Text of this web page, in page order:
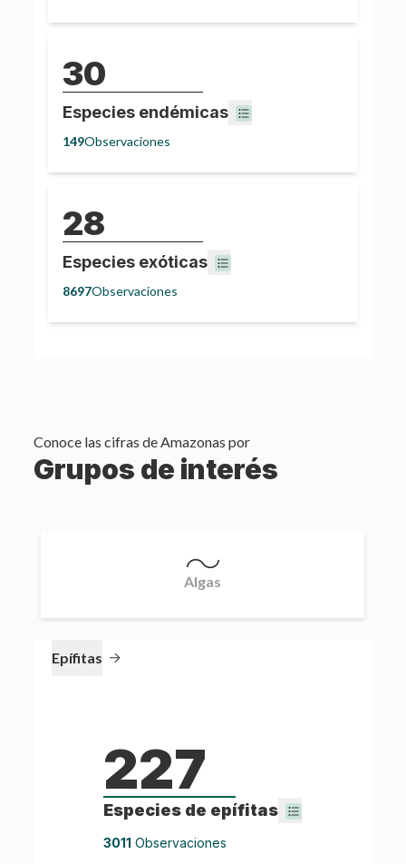
30
Especies endémicas
149Observaciones
28
Especies exóticas
8697Observaciones
Conoce las cifras deAmazonas por
Grupos de interés
Algas
Epífitas
227
Especies de epífitas
3011 Observaciones